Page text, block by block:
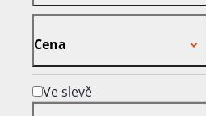
Cena
Ve slevě